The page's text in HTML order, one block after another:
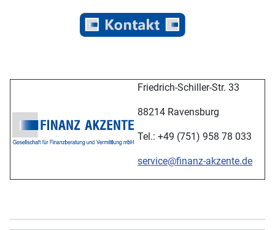
Friedrich-Schiller-Str. 33
88214 Ravensburg
Tel.: +49 (751) 958 78 033
service@finanz-akzente.de